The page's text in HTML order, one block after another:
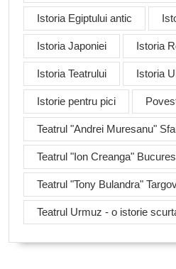
Istoria Egiptului antic
Istoria Japoniei Istoria
Istoria Teatrului Istoria
Istorie pentru pici
Teatrul "Andrei Muresanu"
Teatrul "Ion Creanga"
Teatrul "Tony Bulandra"
Teatrul Urmuz - o istorie